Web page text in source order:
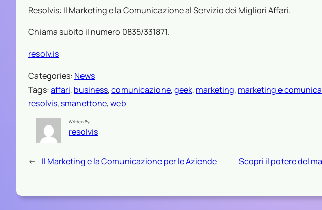
Resolvis: Il Marketing e la Comunicazione al Servizio dei Migliori Affari.
Chiama subito il numero 0835/331871.
resolv.is
Categories: News
Tags:affari, business, comunicazione, geek, marketing, marketing e
resolvis, smanettone, web
Written By:
resolvis
← Il Marketing e la Comunicazione per le Aziende Scopri il potere del